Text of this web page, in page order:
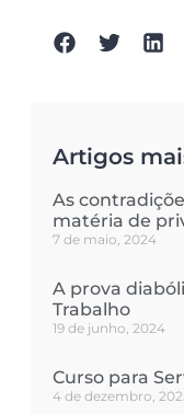
Artigos
As
matéria de
7 de maio, 2024
A prova
Trabalho
19 de junho, 2024
Curso para
4 de dezembro,